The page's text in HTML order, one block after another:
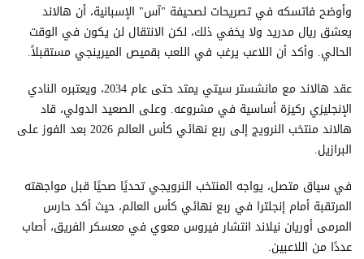
وأوضح فاتسكه في تصريحات لصحيفة "آس" الإسبانية، أن هالاند
يعشق ريال مدريد ولا يخفي ذلك، لكن الانتقال لن يكون في الوقت
الحالي. وأكد أن اللاعب يرغب في اللعب بقميص الميرينجي مستقبلاً.
عقد هالاند مع مانشستر سيتي يمتد حتى عام 2034، ويعتبره النادي
الإنجليزي ركيزة أساسية في مشروعه. وعلى الصعيد الدولي، قاد
هالاند منتخب النرويج إلى ربع نهائي كأس العالم 2026 بعد الفوز على
البرازيل.
في سياق متصل، يواجه المنتخب النرويجي تحديًا صحيًا قبل مواجهته
المرتقبة أمام إنجلترا في ربع نهائي كأس العالم، حيث أكد حارس
المرمى أوريان نيلاند انتشار فيروس معوي في معسكر الفريق، أصاب
عددًا من اللاعبين.